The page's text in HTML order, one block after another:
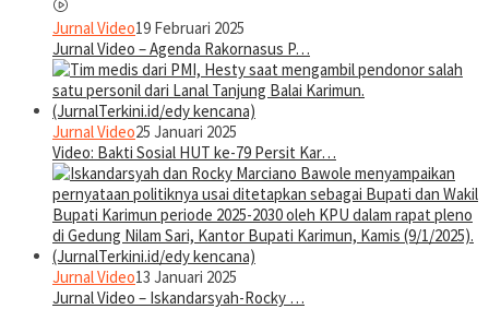
Jurnal Video19 Februari 2025
Jurnal Video – Agenda Rakornasus P…
Jurnal Video25 Januari 2025
Video: Bakti Sosial HUT ke-79 Persit Kar…
Jurnal Video13 Januari 2025
Jurnal Video – Iskandarsyah-Rocky …